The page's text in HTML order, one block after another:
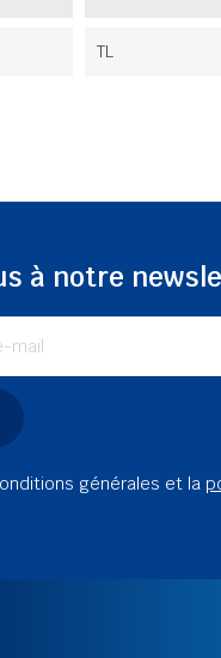
TL
à notre
générales et la